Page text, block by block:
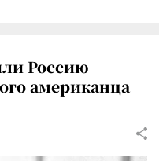
Россию
американца